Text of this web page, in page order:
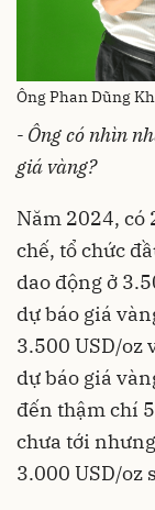
Ông Phan Dũng
- Ông có nhìn
giá vàng?
Năm 2024, có
chế, tổ chức
dao động ở
dự báo giá
3.500 USD/oz
dự báo giá
đến thậm chí
chưa tới
3.000 USD/oz